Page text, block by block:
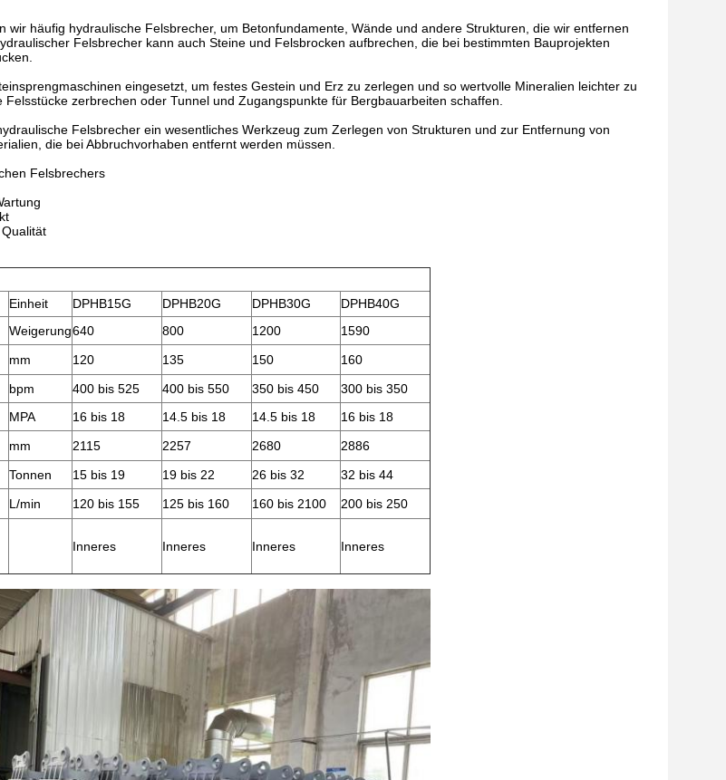
wir häufig hydraulische Felsbrecher, um Betonfundamente, Wände und andere Strukturen, die wir entfernen
Felsbrecher kann auch Steine und Felsbrocken aufbrechen, die bei bestimmten Bauprojekten
eingesetzt, um festes Gestein und Erz zu zerlegen und so wertvolle Mineralien leichter zu
zerbrechen oder Tunnel und Zugangspunkte für Bergbauarbeiten schaffen.
Felsbrecher ein wesentliches Werkzeug zum Zerlegen von Strukturen und zur Entfernung von
die bei Abbruchvorhaben entfernt werden müssen.
Felsbrechers
Einheit DPHB15G DPHB20G DPHB30G
DPHB40G
Weigerung640 800 1200
1590
mm 120 135 150
160
bpm 400 bis 525 400 bis 550 350 bis 450
300 bis 350
MPA 16 bis 18 14.5 bis 18 14.5 bis 18
16 bis 18
mm 2115 2257 2680
2886
Tonnen 15 bis 19 19 bis 22 26 bis 32
32 bis 44
L/min 120 bis 155 125 bis 160 160 bis 2100 200 bis 250
Inneres Inneres Inneres Inneres